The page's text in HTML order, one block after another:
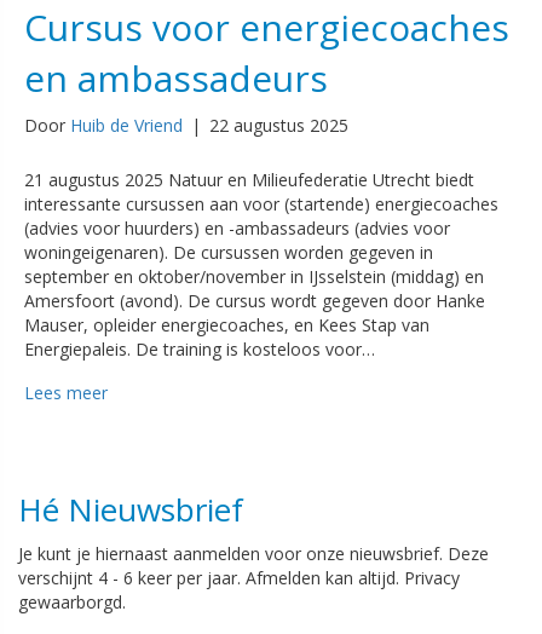
Cursus voor energiecoaches
en ambassadeurs
Door Huib de Vriend | 22 augustus 2025
21 augustus 2025 Natuur en Milieufederatie Utrecht biedt
interessante cursussen aan voor (startende) energiecoaches
(advies voor huurders) en -ambassadeurs (advies voor
woningeigenaren). De cursussen worden gegeven in
september en oktober/november in IJsselstein (middag) en
Amersfoort (avond). De cursus wordt gegeven door Hanke
Mauser, opleider energiecoaches, en Kees Stap van
Energiepaleis. De training is kosteloos voor…
Lees meer
Hé Nieuwsbrief
Je kunt je hiernaast aanmelden voor onze nieuwsbrief. Deze
verschijnt 4 - 6 keer per jaar. Afmelden kan altijd. Privacy
gewaarborgd.